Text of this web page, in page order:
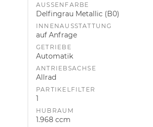
AUSSENFARBE
Delfingrau Metallic (B0)
INNENAUSSTATTUNG
auf Anfrage
GETRIEBE
Automatik
ANTRIEBSACHSE
Allrad
PARTIKELFILTER
1
HUBRAUM
1.968 ccm